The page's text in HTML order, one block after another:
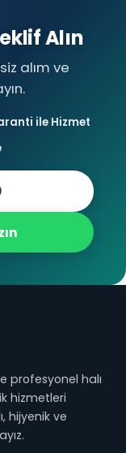
Alın
alım ve
ile Hizmet
profesyonel halı
hizmetleri
hijyenik ve